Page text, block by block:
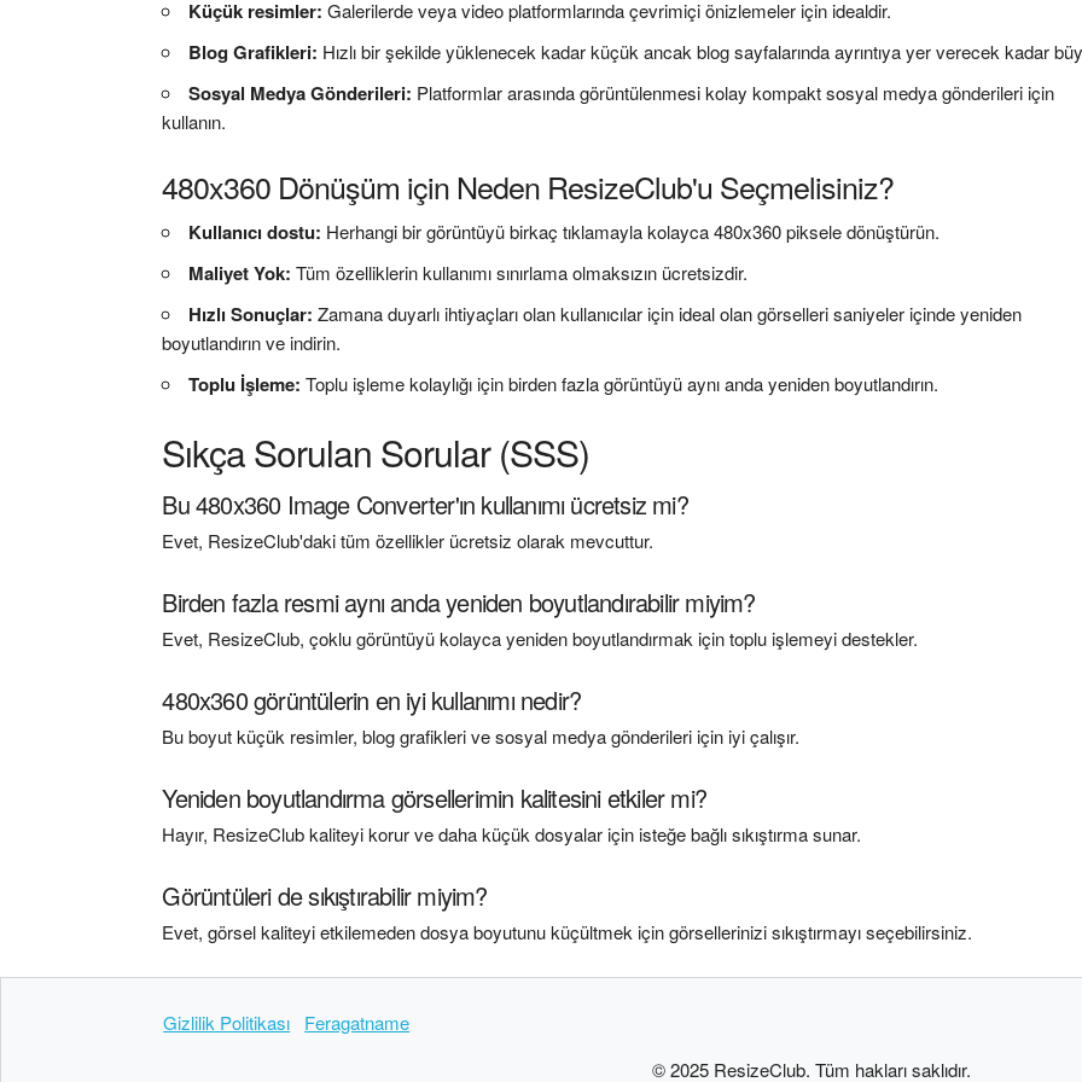
Küçük resimler:Galerilerde veya video platformlarında çevrimiçi önizlemeler için idealdir.
Blog Grafikleri: Hızlı bir şekilde yüklenecek kadar küçük ancak blog sayfalarında ayrıntıya yer verecek kadar
Sosyal Medya Gönderileri: Platformlar arasında görüntülenmesi kolay kompakt sosyal medya gönderileri için
kullanın.
480x360 Dönüşüm için Neden ResizeClub'u Seçmelisiniz?
Kullanıcı dostu: Herhangi bir görüntüyü birkaç tıklamayla kolayca 480x360 piksele dönüştürün.
Maliyet Yok:Tüm özelliklerin kullanımı sınırlama olmaksızın ücretsizdir.
Hızlı Sonuçlar:Zamana duyarlı ihtiyaçları olan kullanıcılar için ideal olan görselleri saniyeler içinde yeniden
boyutlandırın ve indirin.
Toplu İşleme:Toplu işleme kolaylığı için birden fazla görüntüyü aynı anda yeniden boyutlandırın.
Sıkça Sorulan Sorular (SSS)
Bu 480x360 Image Converter'ın kullanımı ücretsiz mi?
Evet, ResizeClub'daki tüm özellikler ücretsiz olarak mevcuttur.
Birden fazla resmi aynı anda yeniden boyutlandırabilir miyim?
Evet, ResizeClub, çoklu görüntüyü kolayca yeniden boyutlandırmak için toplu işlemeyi destekler.
480x360 görüntülerin en iyi kullanımı nedir?
Bu boyut küçük resimler, blog grafikleri ve sosyal medya gönderileri için iyi çalışır.
Yeniden boyutlandırma görsellerimin kalitesini etkiler mi?
Hayır, ResizeClub kaliteyi korur ve daha küçük dosyalar için isteğe bağlı sıkıştırma sunar.
Görüntüleri de sıkıştırabilir miyim?
Evet, görsel kaliteyi etkilemeden dosya boyutunu küçültmek için görsellerinizi sıkıştırmayı seçebilirsiniz.
Gizlilik Politikası
Feragatname
© 2025 ResizeClub. Tüm hakları saklıdır.